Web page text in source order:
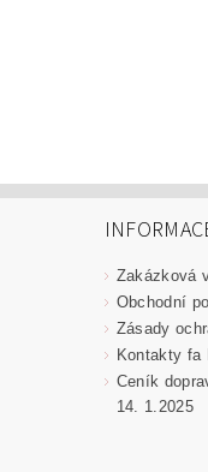
Zakázková
Obchodní
Zásady
Kontakty fa
Ceník
14. 1.2025